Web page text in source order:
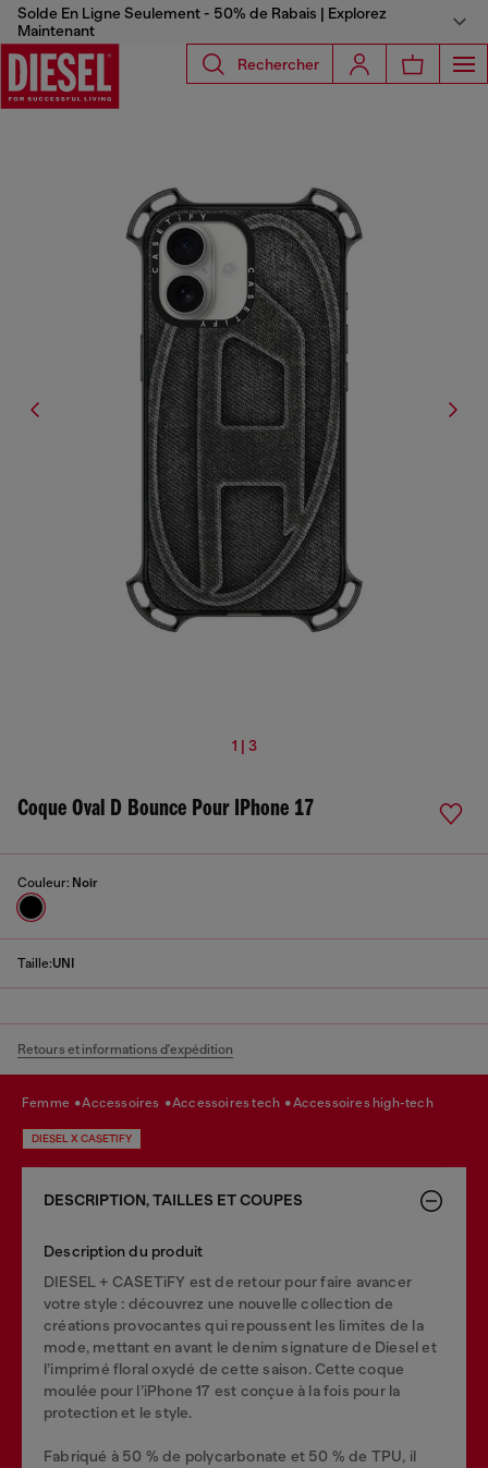
Solde En Ligne Seulement - 50% de Rabais | Explorez
Maintenant
Rechercher
1 | 3
Coque Oval D Bounce Pour IPhone 17
Couleur: Noir
Taille:UNI
Retours et informations d'expédition
femme accessoires accessoires tech accessoires high-tech
DIESEL X CASETIFY
DESCRIPTION, TAILLES ET COUPES
Description du produit
DIESEL + CASETiFY est de retour pour faire avancer
votre style : découvrez une nouvelle collection de
créations provocantes qui repoussent les limites de la
mode, mettant en avant le denim signature de Diesel et
l’imprimé floral oxydé de cette saison. Cette coque
moulée pour l’iPhone 17 est conçue à la fois pour la
protection et le style.
Fabriqué à 50 % de polycarbonate et 50 % de TPU, il